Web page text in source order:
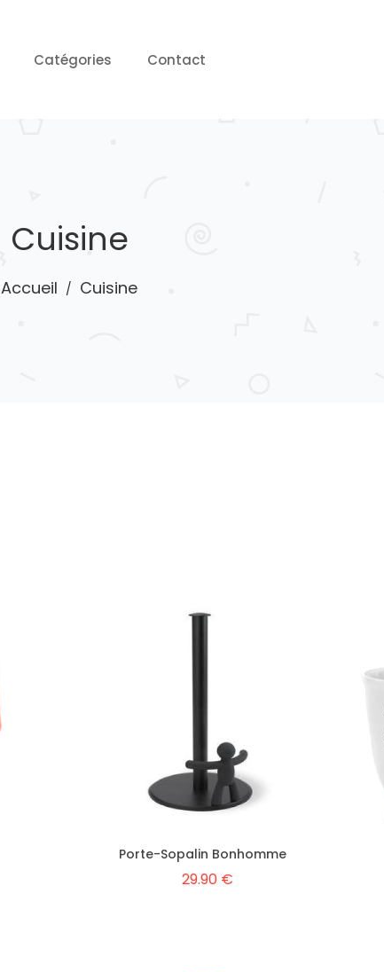
Catégories Contact
Cuisine
Accueil / Cuisine
Porte-Sopalin Bonhomme
29.90 €